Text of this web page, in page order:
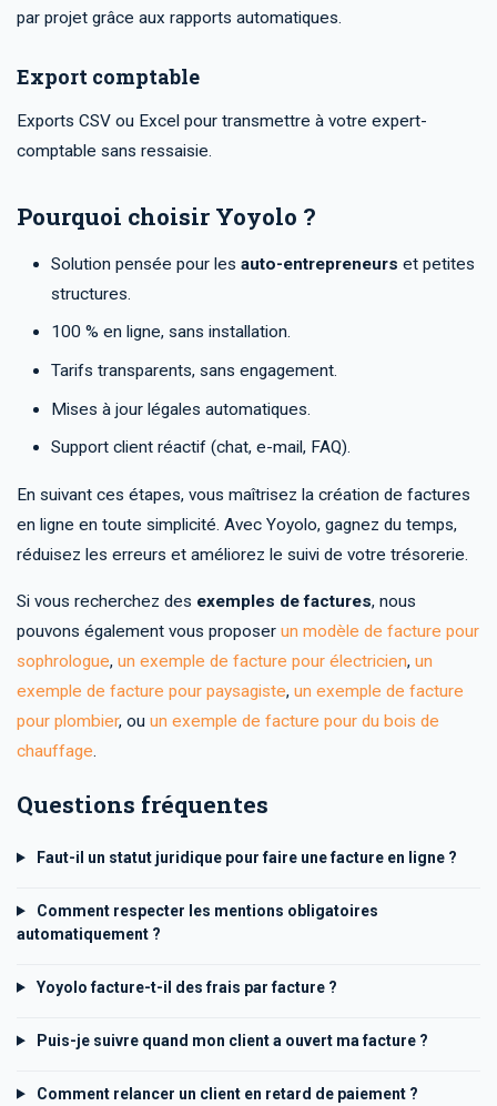
par projet grâce aux rapports automatiques.
Export comptable
Exports CSV ou Excel pour transmettre à votre expert-
comptable sans ressaisie.
Pourquoi choisir Yoyolo ?
Solution pensée pour les auto-entrepreneurs et petites
structures.
100 % en ligne, sans installation.
Tarifs transparents, sans engagement.
Mises à jour légales automatiques.
Support client réactif (chat, e-mail, FAQ).
En suivant ces étapes, vous maîtrisez la création de factures
en ligne en toute simplicité. Avec Yoyolo, gagnez du temps,
réduisez les erreurs et améliorez le suivi de votre trésorerie.
Si vous recherchez des exemples de factures, nous
pouvons également vous proposer un modèle de facture pour
sophrologue, un exemple de facture pour électricien, un
exemple de facture pour paysagiste, un exemple de facture
pour plombier, ou un exemple de facture pour du bois de
chauffage.
Questions fréquentes
Faut-il un statut juridique pour faire une facture en ligne ?
Comment respecter les mentions obligatoires
automatiquement ?
Yoyolo facture-t-il des frais par facture ?
Puis-je suivre quand mon client a ouvert ma facture ?
Comment relancer un client en retard de paiement ?